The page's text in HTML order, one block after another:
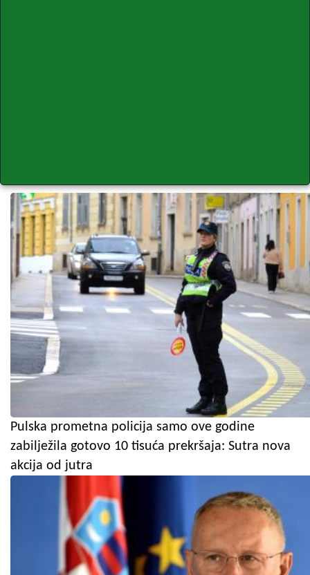
Pulska prometna policija samo ove godine
zabilježila gotovo 10 tisuća prekršaja: Sutra nova
akcija od jutra